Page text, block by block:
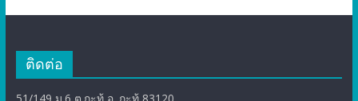
ติดต่อ